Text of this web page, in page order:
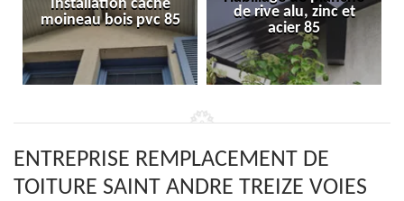
Installation cache
moineau bois pvc 85
de rive alu, zinc et
acier 85
ENTREPRISE REMPLACEMENT DE
TOITURE SAINT ANDRE TREIZE VOIES